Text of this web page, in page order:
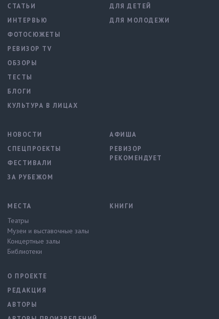
СТАТЬИ
ИНТЕРВЬЮ
ФОТОСЮЖЕТЫ
РЕВИЗОР TV
ОБЗОРЫ
ТЕСТЫ
БЛОГИ
КУЛЬТУРА В ЛИЦАХ
ДЛЯ ДЕТЕЙ
ДЛЯ МОЛОДЕЖИ
НОВОСТИ
СПЕЦПРОЕКТЫ
ФЕСТИВАЛИ
ЗА РУБЕЖОМ
АФИША
РЕВИЗОР
РЕКОМЕНДУЕТ
МЕСТА
Театры
Музеи и выставочные залы
Концертные залы
Библиотеки
КНИГИ
О ПРОЕКТЕ
РЕДАКЦИЯ
АВТОРЫ